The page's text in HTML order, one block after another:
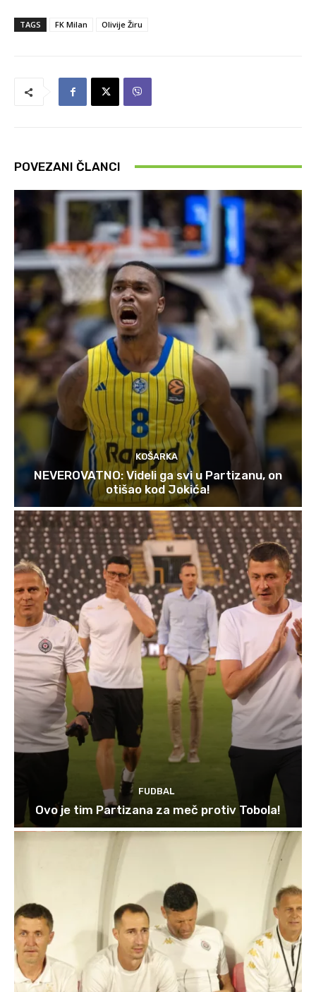
TAGS FK Milan Olivije Žiru
POVEZANI ČLANCI
KOŠARKA
NEVEROVATNO: Videli ga svi u Partizanu, on
otišao kod Jokića!
FUDBAL
Ovo je tim Partizana za meč protiv Tobola!